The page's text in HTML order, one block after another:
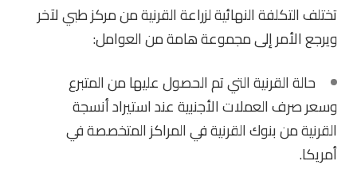
تختلف التكلفة النهائية لزراعة القرنية من مركز طبي لآخر
ويرجع الأمر إلى مجموعة هامة من العوامل:
حالة القرنية التي تم الحصول عليها من المتبرع
وسعر صرف العملات الأجنبية عند استيراد أنسجة
القرنية من بنوك القرنية في المراكز المتخصصة في
أمريكا.